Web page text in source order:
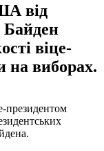
від
Байден
віце-
на виборах.
президентом